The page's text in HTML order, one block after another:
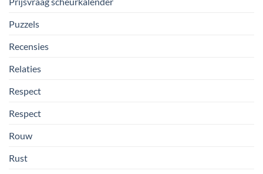
Puzzels
Recensies
Relaties
Respect
Respect
Rouw
Rust